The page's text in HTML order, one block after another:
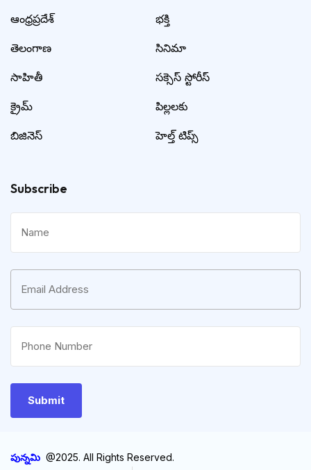
ఆంధ్రప్రదేశ్
తెలంగాణ
సాహితీ
క్రైమ్
బిజినెస్
భక్తి
సినిమా
సక్సెస్ స్టోరీస్
పిల్లలకు
హెల్త్ టిప్స్
Subscribe
పున్నమి @2025. All Rights Reserved.